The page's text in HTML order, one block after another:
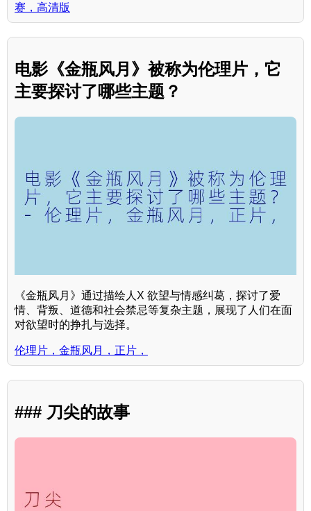
赛，高清版
电影《金瓶风月》被称为伦理片，它
主要探讨了哪些主题？
《金瓶风月》通过描绘人X 欲望与情感纠葛，探讨了爱
情、背叛、道德和社会禁忌等复杂主题，展现了人们在面
对欲望时的挣扎与选择。
伦理片，金瓶风月，正片，
### 刀尖的故事